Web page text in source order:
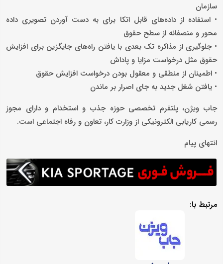
سازمان
• استفاده از داده‌های قابل اتکا برای به دست آوردن تصویری داده
محور و منصفانه از سطح حقوق
• جلوگیری از مذاکره تک بعدی با یافتن راه‌های جایگزین برای افزایش
حقوق مثل درخواست مزایا و پاداش
• اطمینان از منطقی و معقول بودن درخواست افزایش حقوق
• یافتن شغل جدید به جای اصرار بر ماندن
جاب ویژن، پلتفرم تخصصی حوزه جذب و استخدام و دارای مجوز
رسمی کاریابی الکترونیکی از وزارت کار، تعاون و رفاه اجتماعی است.
انتهای پیام
مرتبط با: